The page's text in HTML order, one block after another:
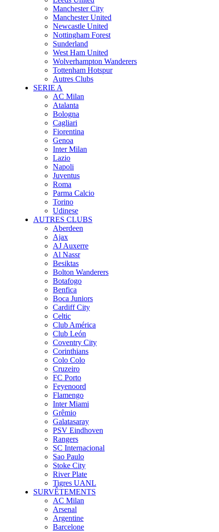
Manchester City
Manchester United
Newcastle United
Nottingham Forest
Sunderland
West Ham United
Wolverhampton Wanderers
Tottenham Hotspur
Autres Clubs
SERIE A
AC Milan
Atalanta
Bologna
Cagliari
Fiorentina
Genoa
Inter Milan
Lazio
Napoli
Juventus
Roma
Parma Calcio
Torino
Udinese
AUTRES CLUBS
Aberdeen
Ajax
AJ Auxerre
Al Nassr
Besiktas
Bolton Wanderers
Botafogo
Benfica
Boca Juniors
Cardiff City
Celtic
Club América
Club León
Coventry City
Corinthians
Colo Colo
Cruzeiro
FC Porto
Feyenoord
Flamengo
Inter Miami
Grêmio
Galatasaray
PSV Eindhoven
Rangers
SC Internacional
Sao Paulo
Stoke City
River Plate
Tigres UANL
SURVÊTEMENTS
AC Milan
Arsenal
Argentine
Barcelone